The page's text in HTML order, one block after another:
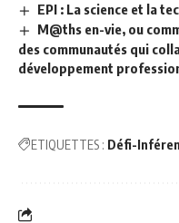
EPI : La science et la
M@ths en-vie, ou
des communautés qui
développement
ETIQUETTES : Défi-